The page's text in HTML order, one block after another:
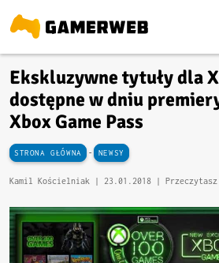
Ekskluzywne tytuły dla
dostępne w dniu
Xbox Game Pass
STRONA GŁÓWNA - NEWSY
Kamil Kościelniak | 23.01.2018 |